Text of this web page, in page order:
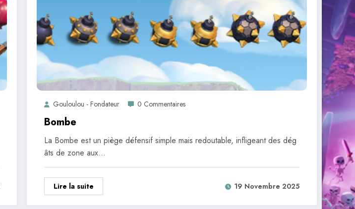
Gouloulou - Fondateur 0 Commentaires
Bombe
La Bombe est un piège défensif simple mais redoutable, infligeant des dég
âts de zone aux…
Lire la suite 19 Novembre 2025